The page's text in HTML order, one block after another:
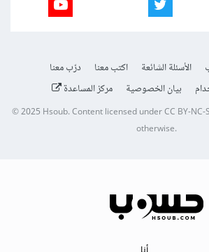
الأسئلة الشائعة اكتب معنا
درّب معنا
بيان الخصوصية مركز المساعدة
© 2025Hsoub.Content licensed underCC BY-
otherwise.